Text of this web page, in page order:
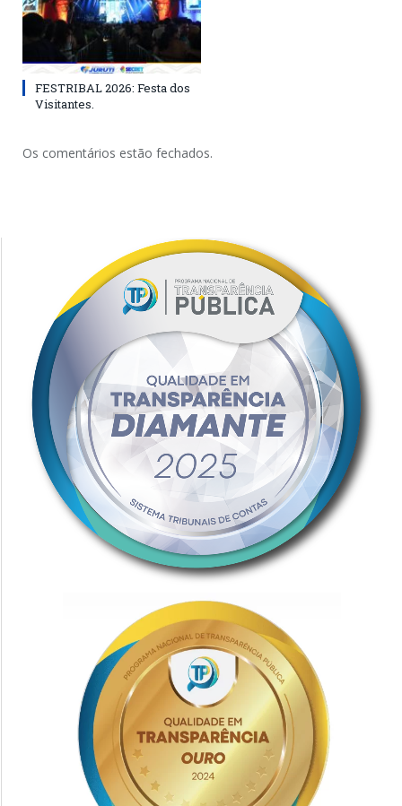
FESTRIBAL 2026: Festa dos
Visitantes.
Os comentários estão fechados.